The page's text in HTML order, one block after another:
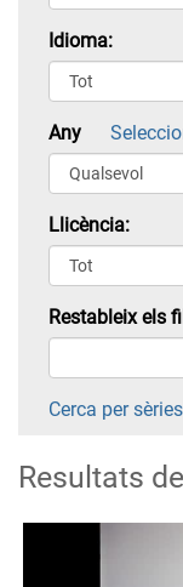
Idioma:
Any
Llicència:
Restableix els
Cerca per sèries
Resultats